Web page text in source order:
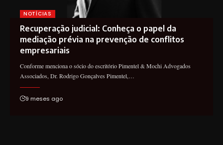
NOTÍCIAS
Recuperação judicial: Conheça o papel da
mediação prévia na prevenção de conflitos
empresariais
Conforme menciona o sócio do escritório Pimentel & Mochi Advogados
Associados, Dr. Rodrigo Gonçalves Pimentel,…
9 meses ago